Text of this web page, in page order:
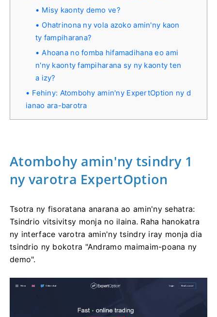
Misy kaonty demo ve?
Ohatrinona ny vola azoko amin'ny kaon
ty fampiharana?
Ahoana no fomba hifamadihana eo ami
n'ny kaonty fampiharana sy ny kaonty ten
a izy?
Fehiny: Atombohy amin'ny ExpertOption ny d
ianao ara-barotra
Atombohy amin'ny tsindry 1
ny varotra ExpertOption
Tsotra ny fisoratana anarana ao amin'ny sehatra:
Tsindrio vitsivitsy monja no ilaina. Raha hanokatra
ny interface varotra amin'ny tsindry iray monja dia
tsindrio ny bokotra "Andramo maimaim-poana ny
demo".